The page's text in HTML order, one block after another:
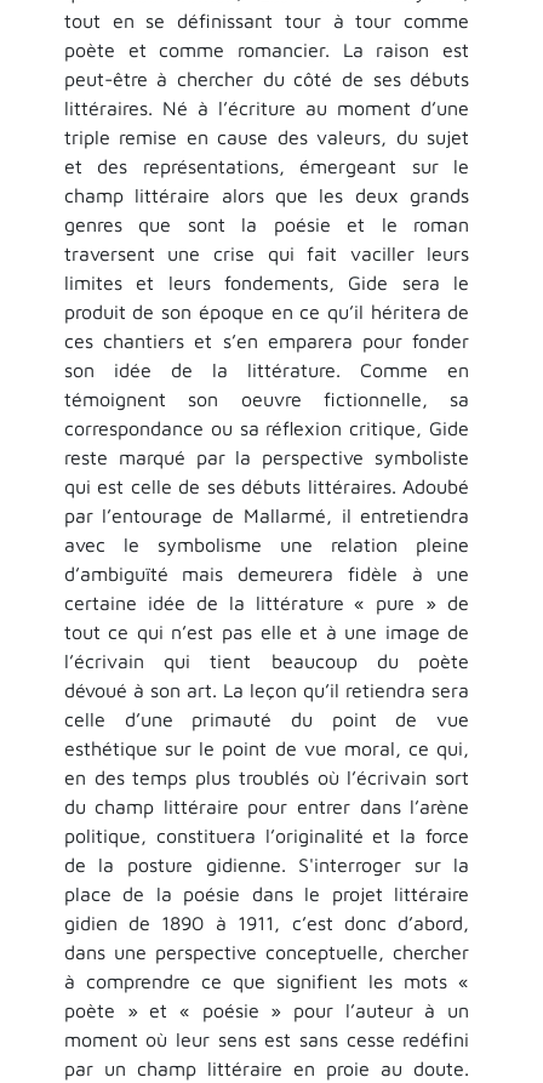
tout en se définissant tour à tour comme
poète et comme romancier. La raison est
peut-être à chercher du côté de ses débuts
littéraires. Né à l’écriture au moment d’une
triple remise en cause des valeurs, du sujet
et des représentations, émergeant sur le
champ littéraire alors que les deux grands
genres que sont la poésie et le roman
traversent une crise qui fait vaciller leurs
limites et leurs fondements, Gide sera le
produit de son époque en ce qu’il héritera de
ces chantiers et s’en emparera pour fonder
son idée de la littérature. Comme en
témoignent son oeuvre fictionnelle, sa
correspondance ou sa réflexion critique, Gide
reste marqué par la perspective symboliste
qui est celle de ses débuts littéraires. Adoubé
par l’entourage de Mallarmé, il entretiendra
avec le symbolisme une relation pleine
d’ambiguïté mais demeurera fidèle à une
certaine idée de la littérature « pure » de
tout ce qui n’est pas elle et à une image de
l’écrivain qui tient beaucoup du poète
dévoué à son art. La leçon qu’il retiendra sera
celle d’une primauté du point de vue
esthétique sur le point de vue moral, ce qui,
en des temps plus troublés où l’écrivain sort
du champ littéraire pour entrer dans l’arène
politique, constituera l’originalité et la force
de la posture gidienne. S'interroger sur la
place de la poésie dans le projet littéraire
gidien de 1890 à 1911, c’est donc d’abord,
dans une perspective conceptuelle, chercher
à comprendre ce que signifient les mots «
poète » et « poésie » pour l’auteur à un
moment où leur sens est sans cesse redéfini
par un champ littéraire en proie au doute.